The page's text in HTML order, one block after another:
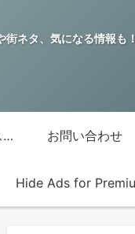
ネタ、気になる情報も！
グッチジャパン的オススメ店 お問い合わせ